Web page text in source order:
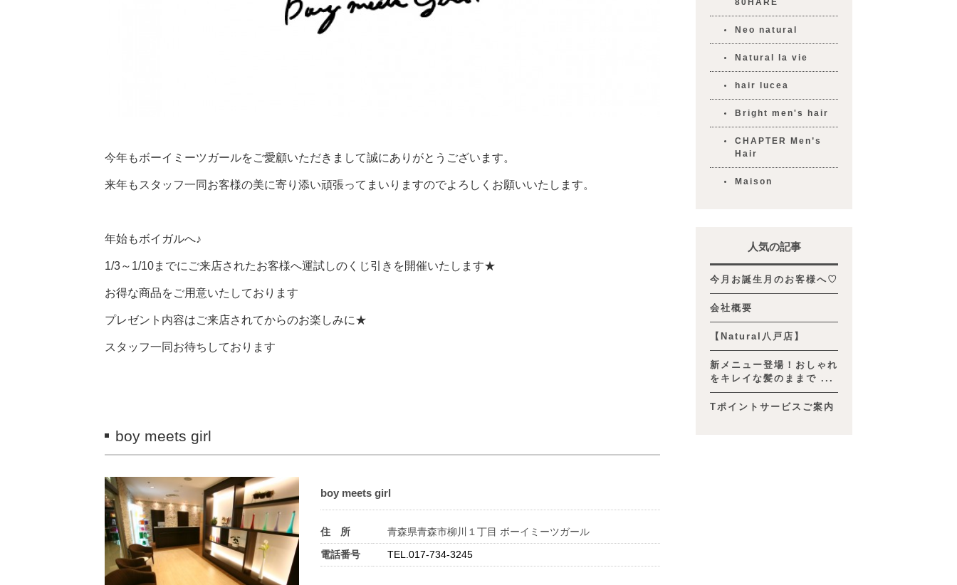
今年もボーイミーツガールをご愛顧いただきまして誠にありがとうございます。
来年もスタッフ一同お客様の美に寄り添い頑張ってまいりますのでよろしくお願いいたします。
年始もボイガルへ♪
1/3～1/10までにご来店されたお客様へ運試しのくじ引きを開催いたします★
お得な商品をご用意いたしております
プレゼント内容はご来店されてからのお楽しみに★
スタッフ一同お待ちしております
boy meets girl
boy meets girl
住 所
青森県青森市柳川１丁目 ボーイミーツガール
電話番号
TEL.017-734-3245
80HARE
Neo natural
Natural la vie
hair lucea
Bright men's hair
CHAPTER Men’s
Hair
Maison
人気の記事
今月お誕生月のお客様へ♡
会社概要
【Natural八戸店】
新メニュー登場！おしゃれ
をキレイな髪のままで ...
Tポイントサービスご案内